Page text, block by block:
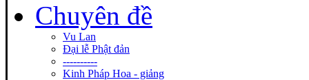
Chuyên đề
Vu Lan
Đại lễ Phật đản
----------
Kinh Pháp Hoa - giảng